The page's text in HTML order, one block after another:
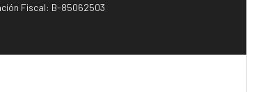
Fiscal: B-85062503